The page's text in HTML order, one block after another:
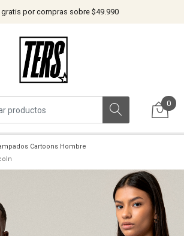
gratis por compras sobre $49.990
0
Cartoons Hombre